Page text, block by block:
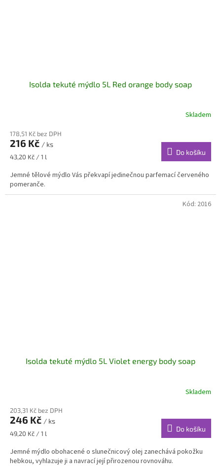
Isolda tekuté mýdlo 5L Red orange body soap
Skladem
178,51 Kč bez DPH
216 Kč / ks
Měrná
43,20 Kč / 1 l
Do košíku
Jemné tělové mýdlo Vás překvapí jedinečnou parfemací červeného
pomeranče.
Isolda tekuté mýdlo 5L Violet energy body soap
Skladem
203,31 Kč bez DPH
246 Kč / ks
Měrná
49,20 Kč / 1 l
Do košíku
Jemné mýdlo obohacené o slunečnicový olej zanechává pokožku
hebkou, vyhlazuje ji a navrací její přirozenou rovnováhu.
Kód: 2016